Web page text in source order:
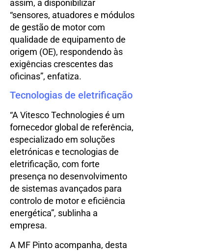
assim, a disponibilizar
“sensores, atuadores e módulos
de gestão de motor com
qualidade de equipamento de
origem (OE), respondendo às
exigências crescentes das
oficinas”, enfatiza.
Tecnologias de eletrificação
“A Vitesco Technologies é um
fornecedor global de referência,
especializado em soluções
eletrónicas e tecnologias de
eletrificação, com forte
presença no desenvolvimento
de sistemas avançados para
controlo de motor e eficiência
energética”, sublinha a
empresa.
A MF Pinto acompanha, desta